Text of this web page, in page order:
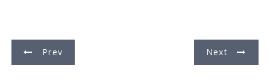
e
Prev Next